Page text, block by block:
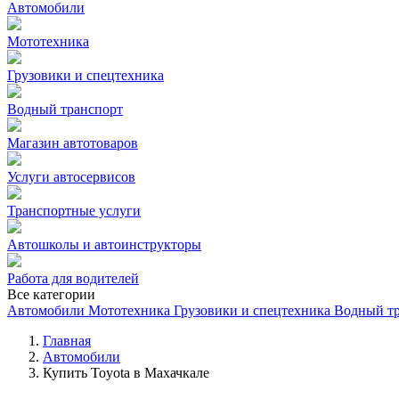
Автомобили
Мототехника
Грузовики и спецтехника
Водный транспорт
Магазин автотоваров
Услуги автосервисов
Транспортные услуги
Автошколы и автоинструкторы
Работа для водителей
Все категории
Автомобили Мототехника Грузовики и спецтехника Водный
Главная
Автомобили
Купить Toyota в Махачкале